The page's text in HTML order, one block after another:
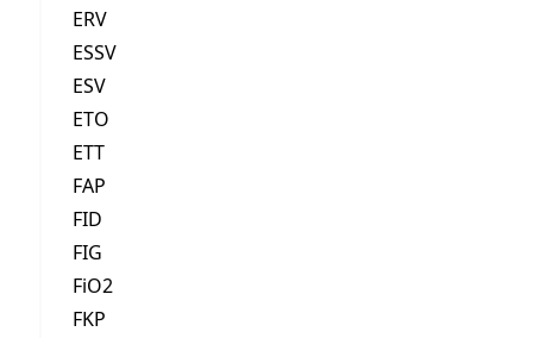
ERV
ESSV
ESV
ETO
ETT
FAP
FID
FIG
FiO2
FKP